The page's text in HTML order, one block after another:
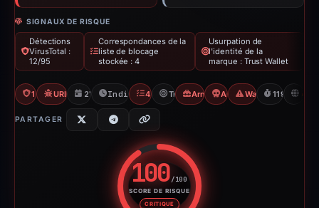
SIGNAUX DE RISQUE
Détections
VirusTotal :
12/95
Correspondances de la
liste de blocage
stockée : 4
Usurpation de
l'identité de la
marque : Trust Wallet
12/95 VTURLQuery: 100 detections
27/10/2025Indisponible depuis 23/02/2026
4 BlocklistsTrust WalletArnaque à l'« airdrop »
Angel Drainer
Wallet/Seed
119d to
PARTAGER
100/100
SCORE DE RISQUE
CRITIQUE
Score de risque : 100 sur